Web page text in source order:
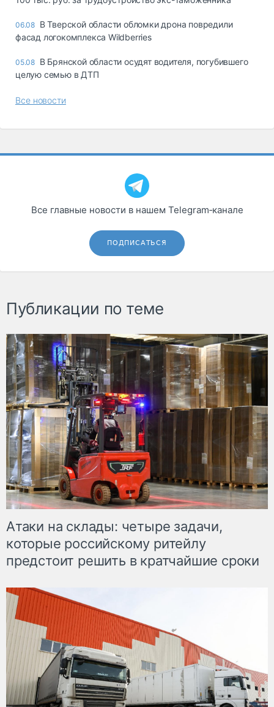
06.08 В Тверской области обломки дрона повредили
фасад логокомплекса Wildberries
05.08 В Брянской области осудят водителя, погубившего
целую семью в ДТП
Все новости
Все главные новости в нашем Telegram‑канале
ПОДПИСАТЬСЯ
Публикации по теме
Атаки на склады: четыре задачи,
которые российскому ритейлу
предстоит решить в кратчайшие сроки